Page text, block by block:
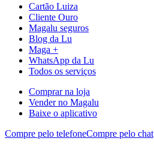
Cartão Luiza
Cliente Ouro
Magalu seguros
Blog da Lu
Maga +
WhatsApp da Lu
Todos os serviços
Comprar na loja
Vender no Magalu
Baixe o aplicativo
Compre pelo telefoneCompre pelo chat